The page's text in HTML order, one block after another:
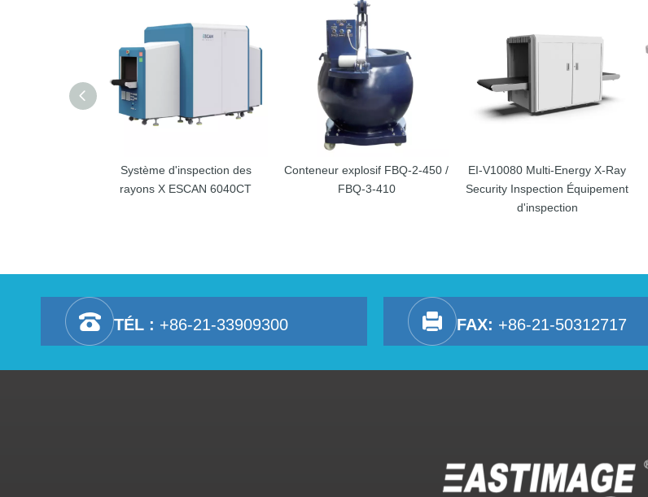
Système d'inspection des
rayons X ESCAN 6040CT
Conteneur explosif FBQ-2-450 /
FBQ-3-410
EI-V10080 Multi-Energy X-Ray
Security Inspection Équipement
d'inspection
TÉL : +86-21-33909300 FAX: +86-21-50312717